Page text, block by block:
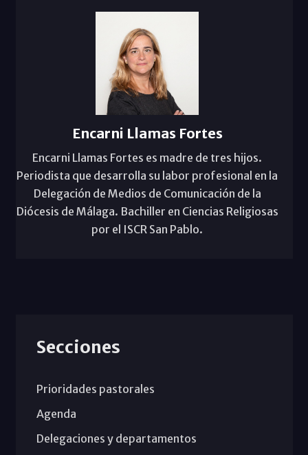
Encarni Llamas Fortes
Encarni Llamas Fortes es madre de tres hijos.
Periodista que desarrolla su labor profesional en la
Delegación de Medios de Comunicación de la
Diócesis de Málaga. Bachiller en Ciencias Religiosas
por el ISCR San Pablo.
Secciones
Prioridades pastorales
Agenda
Delegaciones y departamentos